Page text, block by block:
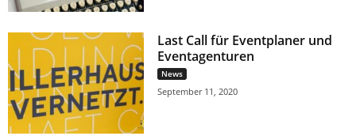
Last Call für Eventplaner und
Eventagenturen
News
September 11, 2020